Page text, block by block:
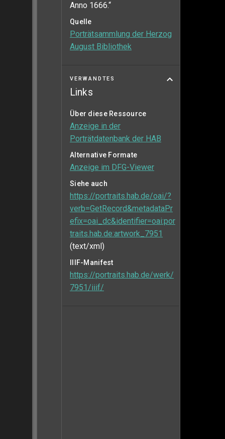
Anno 1666.“
Quelle
Porträtsammlung der Herzog
August Bibliothek
VERWANDTES
Links
Über diese Ressource
Anzeige in der
Porträtdatenbank der HAB
Alternative Formate
Anzeige im DFG-Viewer
Siehe auch
https://portraits.hab.de/oai/?
verb=GetRecord&metadataPr
efix=oai_dc&identifier=oai:por
traits.hab.de:artwork_7951
(text/xml)
IIIF-Manifest
https://portraits.hab.de/werk/
7951/iiif/